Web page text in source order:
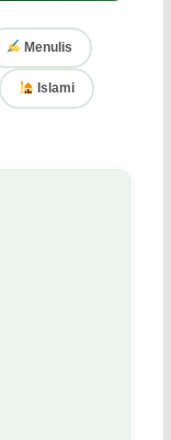
Menulis
Islami